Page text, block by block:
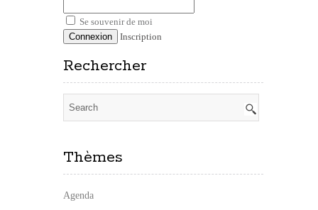
Se souvenir de moi
Inscription
Rechercher
Thèmes
Agenda